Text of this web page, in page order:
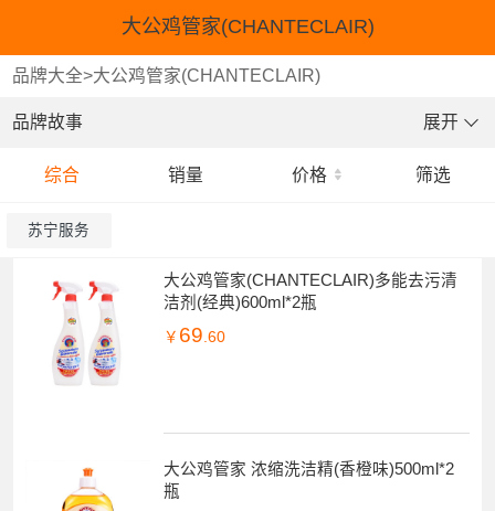
大公鸡管家(CHANTECLAIR)
品牌大全>大公鸡管家(CHANTECLAIR)
品牌故事 展开
综合 销量 价格 筛选
苏宁服务
大公鸡管家(CHANTECLAIR)多能去污清
洁剂(经典)600ml*2瓶
￥ 69 .60
大公鸡管家 浓缩洗洁精(香橙味)500ml*2
瓶